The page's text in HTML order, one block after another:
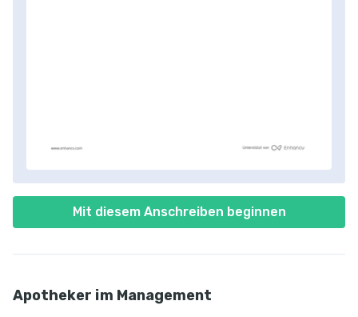
Mit diesem Anschreiben beginnen
Apotheker im Management